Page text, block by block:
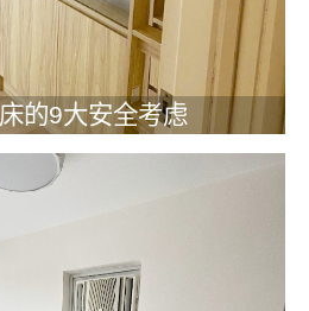
的9大安全考虑